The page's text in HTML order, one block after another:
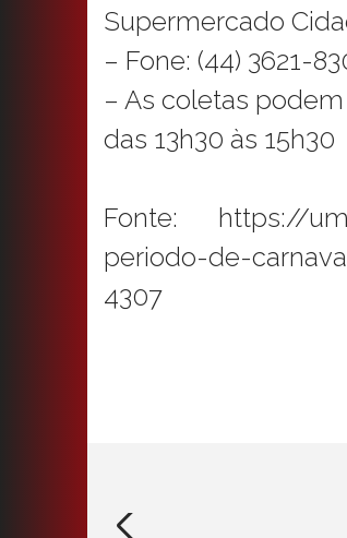
Supermercado
– Fone: (44) 3621-
– As coletas
das 13h30 às 15h30
Fonte: https://
periodo-de-
4307